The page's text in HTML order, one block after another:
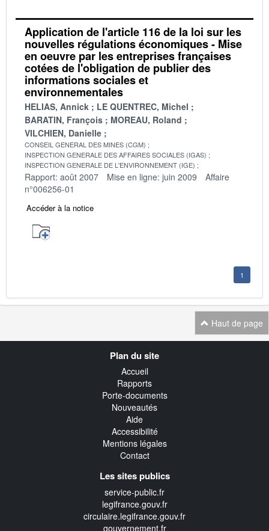
Application de l'article 116 de la loi sur les
nouvelles régulations économiques - Mise
en oeuvre par les entreprises françaises
cotées de l'obligation de publier des
informations sociales et
environnementales
HELIAS, Annick
LE QUENTREC, Michel
BARATIN, François
MOREAU, Roland
VILCHIEN, Danielle
CONSEIL GENERAL DES MINES (CGM)
INSPECTION GENERALE DES AFFAIRES SOCIALES (IGAS)
INSPECTION GENERALE DE L'ENVIRONNEMENT (IGE)
Rapport: août 2007 Mise en ligne: juin 2009
Affaire
n°006256-01
Accéder à la notice
1
Haut de page
Plan du site
Accueil
Rapports
Porte-documents
Nouveautés
Aide
Accessibilité
Mentions légales
Contact
Les sites publics
service-public.fr
legifrance.gouv.fr
circulaire.legifrance.gouv.fr
gouvernement.fr